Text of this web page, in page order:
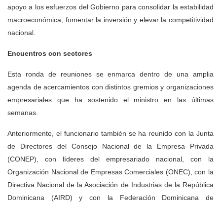
apoyo a los esfuerzos del Gobierno para consolidar la estabilidad
macroeconómica, fomentar la inversión y elevar la competitividad
nacional.
Encuentros con sectores
Esta ronda de reuniones se enmarca dentro de una amplia
agenda de acercamientos con distintos gremios y organizaciones
empresariales que ha sostenido el ministro en las últimas
semanas.
Anteriormente, el funcionario también se ha reunido con la Junta
de Directores del Consejo Nacional de la Empresa Privada
(CONEP), con líderes del empresariado nacional, con la
Organización Nacional de Empresas Comerciales (ONEC), con la
Directiva Nacional de la Asociación de Industrias de la República
Dominicana (AIRD) y con la Federación Dominicana de